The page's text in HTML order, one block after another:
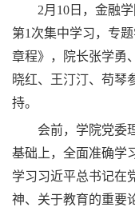
2月 10 日，金融
第1 次集中学习，专
章程》，院长张学勇
晓红、王汀汀、苟琴
持。
会前，学院党委
基础上，全面准确学
学习习近平总书记在
神、关于教育的重要